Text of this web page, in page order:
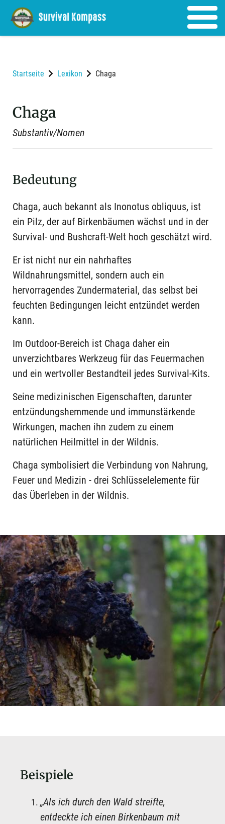
Startseite Lexikon Chaga
Chaga
Substantiv/Nomen
Bedeutung
Chaga, auch bekannt als Inonotus obliquus, ist
ein Pilz, der auf Birkenbäumen wächst und in der
Survival- und Bushcraft-Welt hoch geschätzt wird.
Er ist nicht nur ein nahrhaftes
Wildnahrungsmittel, sondern auch ein
hervorragendes Zundermaterial, das selbst bei
feuchten Bedingungen leicht entzündet werden
kann.
Im Outdoor-Bereich ist Chaga daher ein
unverzichtbares Werkzeug für das Feuermachen
und ein wertvoller Bestandteil jedes Survival-Kits.
Seine medizinischen Eigenschaften, darunter
entzündungshemmende und immunstärkende
Wirkungen, machen ihn zudem zu einem
natürlichen Heilmittel in der Wildnis.
Chaga symbolisiert die Verbindung von Nahrung,
Feuer und Medizin - drei Schlüsselelemente für
das Überleben in der Wildnis.
Beispiele
„Als ich durch den Wald streifte,
entdeckte ich einen Birkenbaum mit